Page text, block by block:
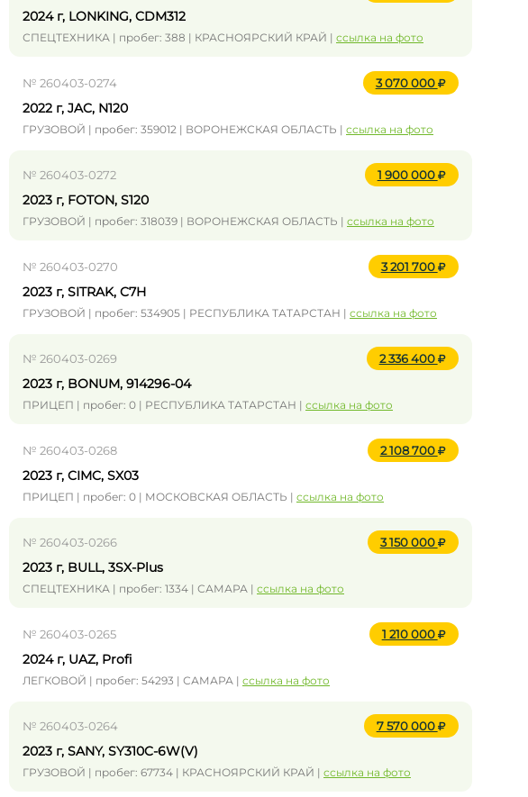
2024 г, LONKING, CDM312
СПЕЦТЕХНИКА | пробег: 388 | КРАСНОЯРСКИЙ КРАЙ | ссылка на фото
№ 260403-0274 3 070 000
2022 г, JAC, N120
ГРУЗОВОЙ | пробег: 359012 | ВОРОНЕЖСКАЯ ОБЛАСТЬ | ссылка на фото
№ 260403-0272 1 900 000
2023 г, FOTON, S120
ГРУЗОВОЙ | пробег: 318039 | ВОРОНЕЖСКАЯ ОБЛАСТЬ | ссылка на фото
№ 260403-0270 3 201 700
2023 г, SITRAK, C7H
ГРУЗОВОЙ | пробег: 534905 | РЕСПУБЛИКА ТАТАРСТАН | ссылка на фото
№ 260403-0269 2 336 400
2023 г, BONUM, 914296-04
ПРИЦЕП | пробег: 0 | РЕСПУБЛИКА ТАТАРСТАН | ссылка на фото
№ 260403-0268 2 108 700
2023 г, CIMC, SX03
ПРИЦЕП | пробег: 0 | МОСКОВСКАЯ ОБЛАСТЬ | ссылка на фото
№ 260403-0266 3 150 000
2023 г, BULL, 3SX-Plus
СПЕЦТЕХНИКА | пробег: 1334 | САМАРА | ссылка на фото
№ 260403-0265 1 210 000
2024 г, UAZ, Profi
ЛЕГКОВОЙ | пробег: 54293 | САМАРА | ссылка на фото
№ 260403-0264 7 570 000
2023 г, SANY, SY310C-6W(V)
ГРУЗОВОЙ | пробег: 67734 | КРАСНОЯРСКИЙ КРАЙ | ссылка на фото